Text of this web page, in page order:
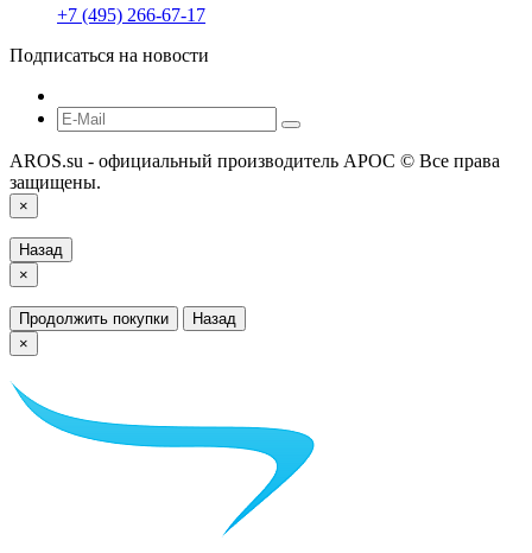
+7 (495) 266-67-17
Подписаться на новости
AROS.su - официальный производитель АРОС © Все права
защищены.
×
Назад
×
Продолжить покупки
Назад
×